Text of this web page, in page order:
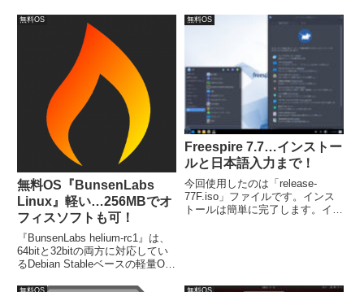
UNetbootinと容量4GB以上のUSB
メモリが必要で、変更・設定をす
るスペースを1.9GBにしていま
す。
無料OS
無料OS『BunsenLabs
Linux』軽い…256MBでオ
フィスソフトも可！
『BunsenLabs helium-rc1』は、
64bitと32bitの両方に対応してい
るDebian Stableベースの軽量OS
無料OS
Freespire 7.7…インストー
ルと日本語入力まで！
今回使用したのは「release-
77F.iso」ファイルです。インス
トールは簡単に完了します。イン
無料OS 無料OS